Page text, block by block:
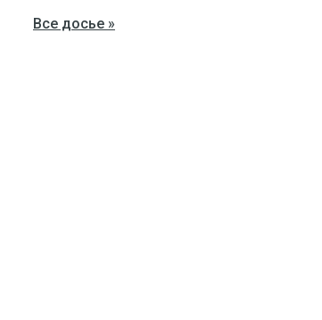
Все досье »